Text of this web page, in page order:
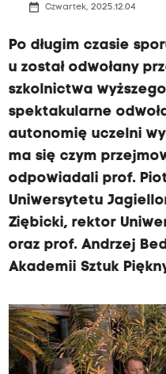
date_range Czwartek, 2025.12.04
Po długim czasie
u został odwołany
szkolnictwa
spektakularne
autonomię uczelni
ma się czym
odpowiadali prof.
Uniwersytetu
Ziębicki, rektor
oraz prof. Andrzej
Akademii Sztuk